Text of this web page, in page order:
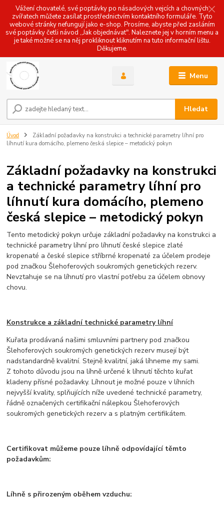
Vážení chovatelé, své poptávky po násadových vejcích a chovných
zvířatech můžete zasílat prostřednictvím kontaktního formuláře. Tyto
webové stránky nefungují jako e-shop. Prosíme, abyste před zasláním
své poptávky četli návod ,,Jak objednávat". Naleznete jej v horním menu a
je také možné se na něj prokliknout kliknutím na tuto informační lištu.
Děkujeme.
Menu
Hledat
Úvod
Základní požadavky na konstrukci a technické parametry líhní pro
líhnutí kura domácího, plemeno česká slepice – metodický pokyn
Základní požadavky na konstrukci
a technické parametry líhní pro
líhnutí kura domácího, plemeno
česká slepice – metodický pokyn
Tento metodický pokyn určuje základní požadavky na konstrukci a
technické parametry líhní pro líhnutí české slepice zlaté
kropenaté a české slepice stříbrné kropenaté za účelem prodeje
pod značkou Šlehoferových soukromých genetických rezerv.
Nevztahuje se na líhnutí pro vlastní potřebu za účelem obnovy
chovu.
Konstrukce a základní technické parametry líhní
Kuřata prodávaná našimi smluvními partnery pod značkou
Šlehoferových soukromých genetických rezerv musejí být
nadstandardně kvalitní. Stejně kvalitní, jaká líhneme my sami.
Z tohoto důvodu jsou na líhně určené k líhnutí těchto kuřat
kladeny přísné požadavky. Líhnout je možné pouze v líhních
nejvyšší kvality, splňujících níže uvedené technické parametry,
řádně označených certifikační nálepkou Šlehoferových
soukromých genetických rezerv a s platným certifikátem.
Certifikovat můžeme pouze líhně odpovídající těmto
požadavkům:
Líhně s přirozeným oběhem vzduchu: